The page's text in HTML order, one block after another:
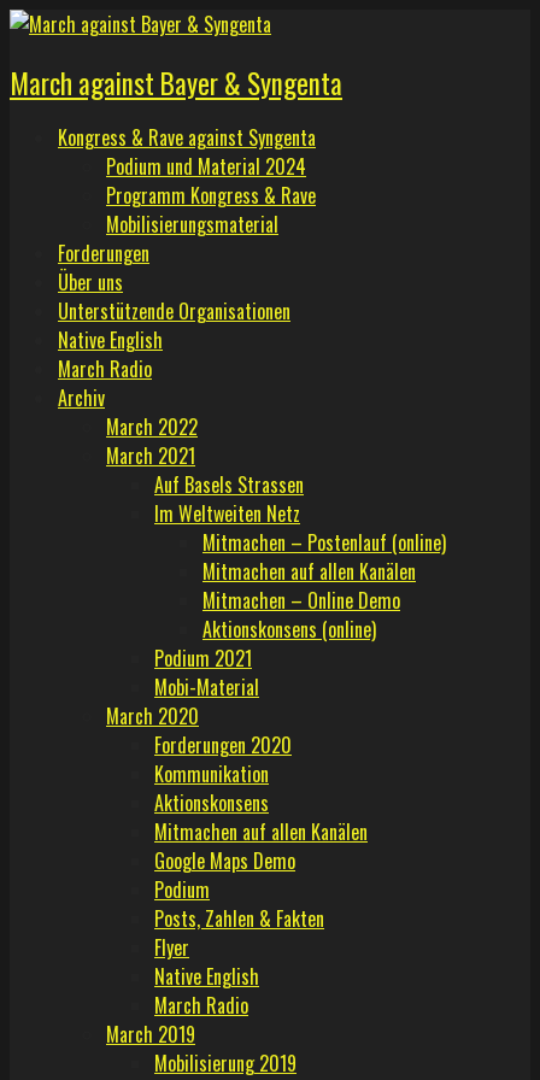
Skip
content
March against Bayer & Syngenta
Kongress & Rave against Syngenta
Podium und Material 2024
Programm Kongress & Rave
Mobilisierungsmaterial
Forderungen
Über uns
Unterstützende Organisationen
Native English
March Radio
Archiv
March 2022
March 2021
Auf Basels Strassen
Im Weltweiten Netz
Mitmachen – Postenlauf (online)
Mitmachen auf allen Kanälen
Mitmachen – Online Demo
Aktionskonsens (online)
Podium 2021
Mobi-Material
March 2020
Forderungen 2020
Kommunikation
Aktionskonsens
Mitmachen auf allen Kanälen
Google Maps Demo
Podium
Posts, Zahlen & Fakten
Flyer
Native English
March Radio
March 2019
Mobilisierung 2019